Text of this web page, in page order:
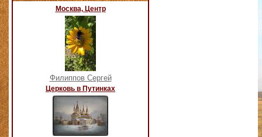
Москва, Центр
Филиппов Сергей
Церковь в Путинках